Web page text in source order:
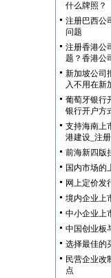
什么牌照？
注册巴西公
问题
注册香港公
题？香港公
新加坡公司
入不用在新
葡萄牙银行
银行开户方
支持海南上
港建设_注
前海新四版
国内市场的
网上定价发
境内企业上
中小企业上
中国创业板
选择最佳的
民营企业改
点